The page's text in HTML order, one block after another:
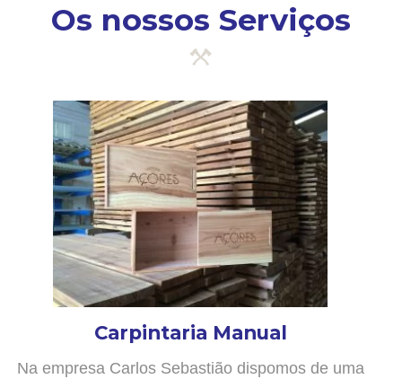
Os nossos Serviços
Carpintaria Manual
Na empresa Carlos Sebastião dispomos de uma